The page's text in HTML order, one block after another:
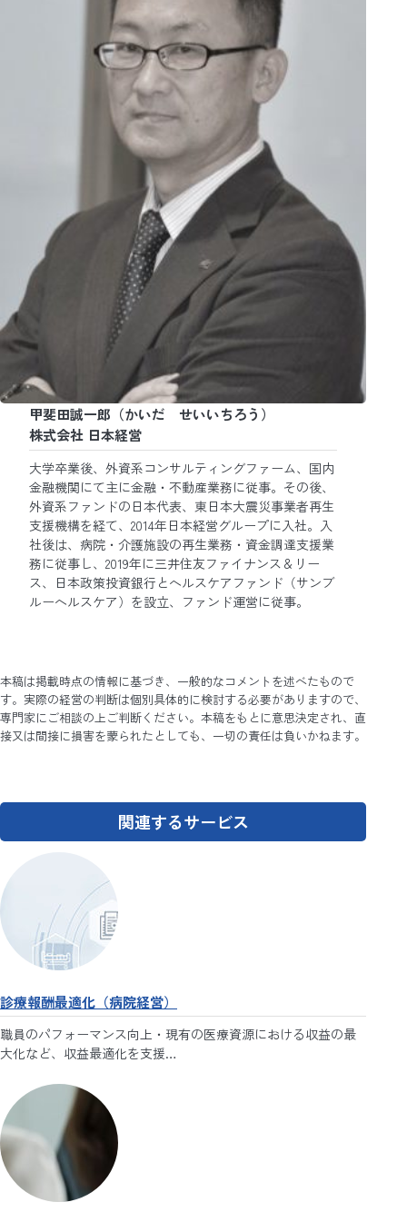
甲斐田誠一郎（かいだ せいいちろう）
株式会社 日本経営
大学卒業後、外資系コンサルティングファーム、国内
金融機関にて主に金融・不動産業務に従事。その後、
外資系ファンドの日本代表、東日本大震災事業者再生
支援機構を経て、2014年日本経営グループに入社。入
社後は、病院・介護施設の再生業務・資金調達支援業
務に従事し、2019年に三井住友ファイナンス＆リー
ス、日本政策投資銀行とヘルスケアファンド（サンブ
ルーヘルスケア）を設立、ファンド運営に従事。
本稿は掲載時点の情報に基づき、一般的なコメントを述べたもので
す。実際の経営の判断は個別具体的に検討する必要がありますので、
専門家にご相談の上ご判断ください。本稿をもとに意思決定され、直
接又は間接に損害を蒙られたとしても、一切の責任は負いかねます。
関連するサービス
診療報酬最適化（病院経営）
職員のパフォーマンス向上・現有の医療資源における収益の最
大化など、収益最適化を支援…